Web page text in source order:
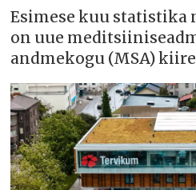
Esimese kuu statistika
on uue
andmekogu (MSA)